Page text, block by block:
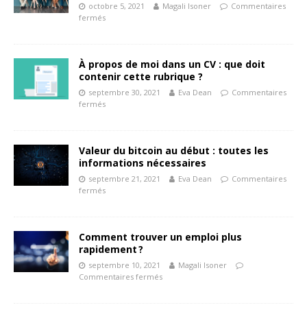
octobre 5, 2021 Magali Isoner
Commentaires
fermés
À propos de moi dans un CV : que doit
contenir cette rubrique ?
septembre 30, 2021 Eva Dean
Commentaires
fermés
Valeur du bitcoin au début : toutes les
informations nécessaires
septembre 21, 2021 Eva Dean
Commentaires
fermés
Comment trouver un emploi plus
rapidement ?
septembre 10, 2021
Magali Isoner
Commentaires fermés